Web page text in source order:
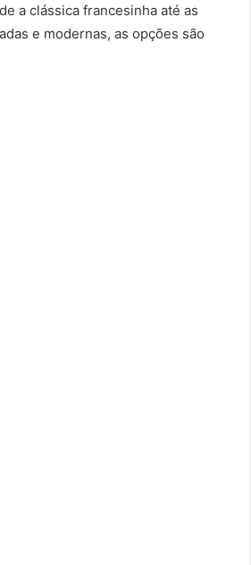
a clássica francesinha até as
e modernas, as opções são